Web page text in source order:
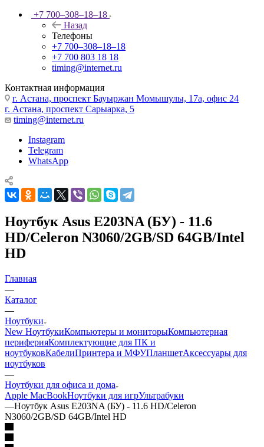
+7 700‒308‒18‒18
Назад
Телефоны
+7 700‒308‒18‒18
+7 700 803 18 18
timing@internet.ru
Контактная информация
г. Астана, проспект Бауыржан Момышулы, 17а, офис 24
г. Астана, проспект Сарыарка, 5
timing@internet.ru
Instagram
Telegram
WhatsApp
Ноутбук Asus E203NA (БУ) - 11.6
HD/Celeron N3060/2GB/SD 64GB/Intel
HD
Главная
—
Каталог
—
Ноутбуки
New НоутбукиКомпьютеры и мониторыКомпьютерная
периферияКомплектующие для ПК и
ноутбуковКабелиПринтера и МФУПланшетАксессуары для
ноутбуков
—
Ноутбуки для офиса и дома
Apple MacBookНоутбуки для игрУльтрабуки
—Ноутбук Asus E203NA (БУ) - 11.6 HD/Celeron
N3060/2GB/SD 64GB/Intel HD